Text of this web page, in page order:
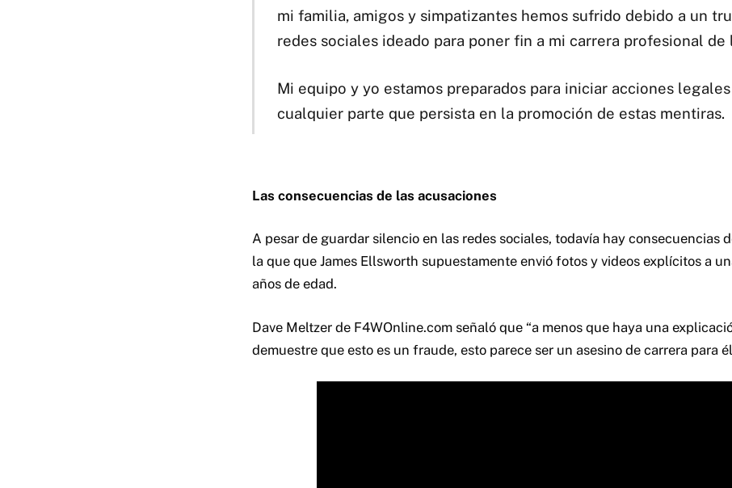
mi familia, amigos y simpatizantes hemos sufrido debido a un
redes sociales ideado para poner fin a mi carrera profesional de
Mi equipo y yo estamos preparados para iniciar acciones
cualquier parte que persista en la promoción de estas mentiras.
Las consecuencias de las acusaciones
A pesar de guardar silencio en las redes sociales, todavía hay consecuencias
la que que James Ellsworth supuestamente envió fotos y videos explícitos a
años de edad.
Dave Meltzer de F4WOnline.com señaló que “a menos que haya una
demuestre que esto es un fraude, esto parece ser un asesino de carrera para